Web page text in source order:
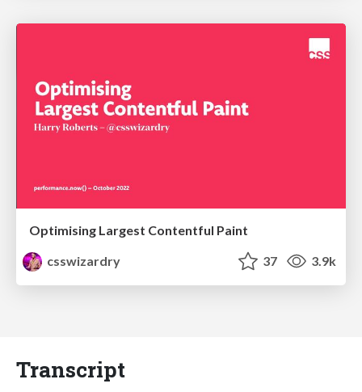
Optimising Largest Contentful Paint
csswizardry
37 3.9k
Transcript